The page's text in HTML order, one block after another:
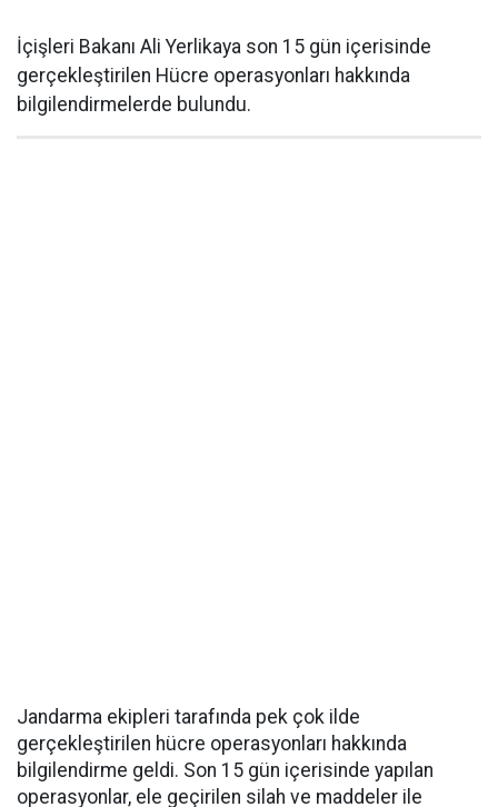
İçişleri Bakanı Ali Yerlikaya son 15 gün içerisinde
gerçekleştirilen Hücre operasyonları hakkında
bilgilendirmelerde bulundu.
Jandarma ekipleri tarafında pek çok ilde
gerçekleştirilen hücre operasyonları hakkında
bilgilendirme geldi. Son 15 gün içerisinde yapılan
operasyonlar, ele geçirilen silah ve maddeler ile